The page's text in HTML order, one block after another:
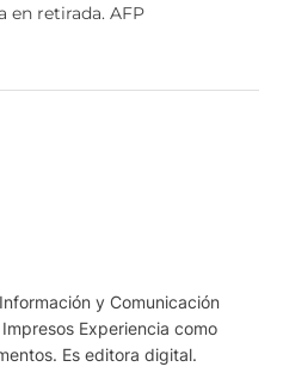
en retirada. AFP
y Comunicación
Experiencia como
Es editora digital.